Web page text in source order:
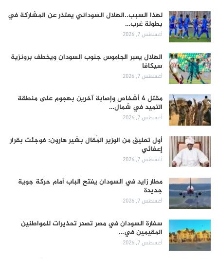
لهذا السبب..الهلال السوداني يعتذر عن المشاركة في
بطولة غرب…
أغسطس 7, 2026
الهلال يعبر الجاموس جنوب السودان ويخطف برونزية
سيكافا
أغسطس 7, 2026
مقتل 4 أشخاص وإصابة آخرين بهجوم على منطقة
التميد في شمال…
أغسطس 7, 2026
أول تعليق من الوزير المُقال بشير هارون: فوجئت بقرار
إعفائي
أغسطس 7, 2026
مطار زايد في السودان يفتح الباب أمام حركة جوية
جديدة
أغسطس 7, 2026
سفارة السودان في مصر تصدر تحذيرات للمواطنين
المقيمين في…
أغسطس 7, 2026